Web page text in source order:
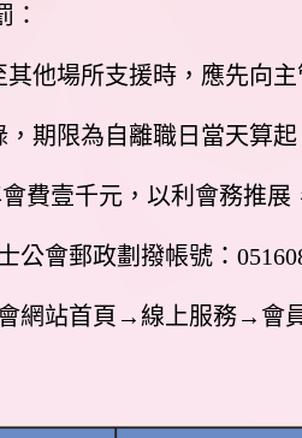
：
他場所支援時，應先向主
期限為自離職日當天算起
費壹千元，以利會務推
公會郵政劃撥帳號：
會網站首頁→線上服務→會